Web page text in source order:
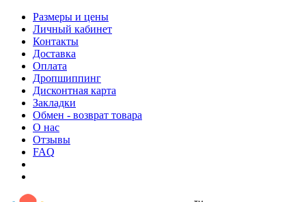
Размеры и цены
Личный кабинет
Контакты
Доставка
Оплата
Дропшиппинг
Дисконтная карта
Закладки
Обмен - возврат товара
О нас
Отзывы
FAQ